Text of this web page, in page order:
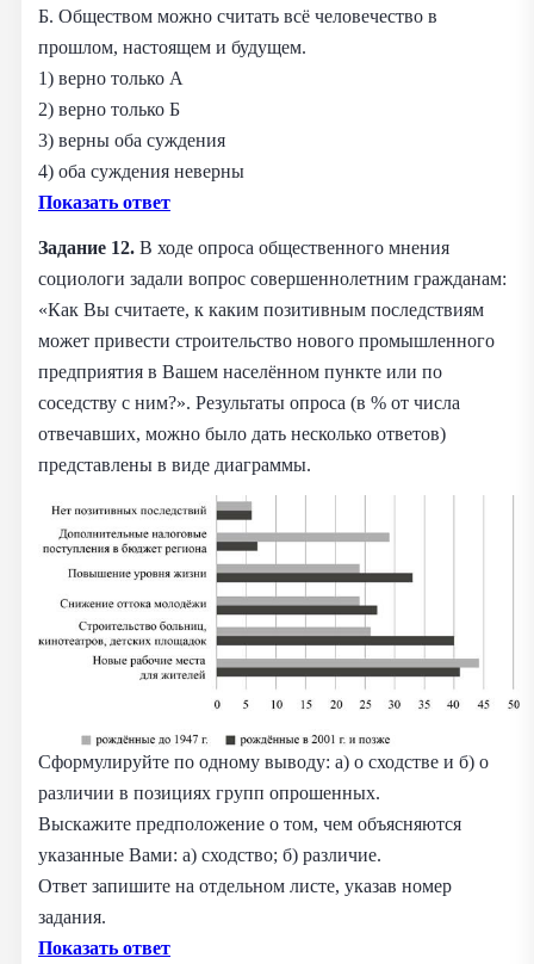
Б. Обществом можно считать всё человечество в
прошлом, настоящем и будущем.
1) верно только А
2) верно только Б
3) верны оба суждения
4) оба суждения неверны
Показать ответ
Задание 12. В ходе опроса общественного мнения
социологи задали вопрос совершеннолетним гражданам:
«Как Вы считаете, к каким позитивным последствиям
может привести строительство нового промышленного
предприятия в Вашем населённом пункте или по
соседству с ним?». Результаты опроса (в % от числа
отвечавших, можно было дать несколько ответов)
представлены в виде диаграммы.
Сформулируйте по одному выводу: а) о сходстве и б) о
различии в позициях групп опрошенных.
Выскажите предположение о том, чем объясняются
указанные Вами: а) сходство; б) различие.
Ответ запишите на отдельном листе, указав номер
задания.
Показать ответ